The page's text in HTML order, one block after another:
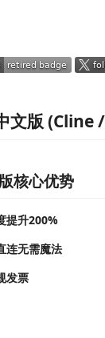
文版
核心优势
提升200%
连无需魔法
发票